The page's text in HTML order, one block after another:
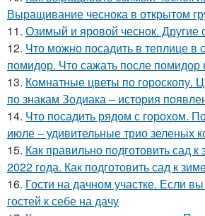
Выращивание чеснока в открытом
11. Озимый и яровой чеснок. Другие
12. Что можно посадить в теплице в
помидор. Что сажать после
13. Комнатные цветы по гороскопу.
по знакам Зодиака – история
14. Что посадить рядом с горохом.
июле – удивительные трио зеленых
15. Как правильно подготовить сад
2022 года. Как подготовить сад к
16. Гости на дачном участке. Если
гостей к себе на дачу